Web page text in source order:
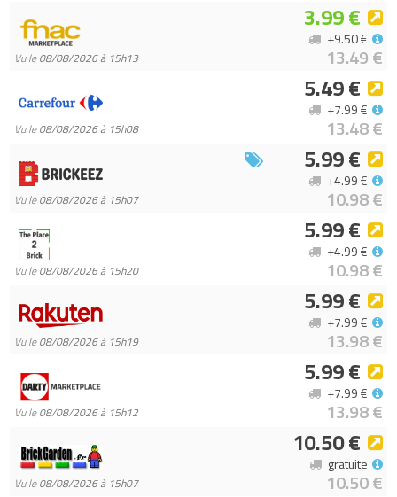
Vu le08/08/2026 à 15h13
3.99 €
13.49 €
+9.50 €
Vu le08/08/2026 à 15h08
5.49 €
13.48 €
+7.99 €
Vu le08/08/2026 à 15h07
5.99 €
10.98 €
+4.99 €
Vu le08/08/2026 à 15h20
5.99 €
10.98 €
+4.99 €
Vu le08/08/2026 à 15h19
5.99 €
13.98 €
+7.99 €
Vu le08/08/2026 à 15h12
5.99 €
13.98 €
+7.99 €
Vu le08/08/2026 à 15h07
10.50 €
10.50 €
gratuite